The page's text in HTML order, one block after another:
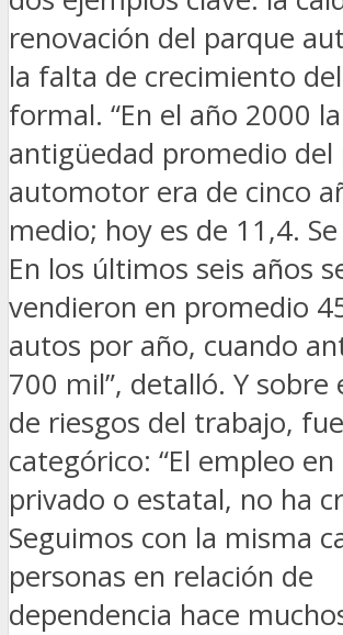
renovación del parque
la falta de crecimiento
formal. “En el año 2000 la
antigüedad promedio del
automotor era de cinco
medio; hoy es de 11,4.
En los últimos seis años
vendieron en promedio
autos por año, cuando
700 mil”, detalló. Y sobre
de riesgos del trabajo, fue
categórico: “El empleo en
privado o estatal, no ha
Seguimos con la misma
personas en relación de
dependencia hace